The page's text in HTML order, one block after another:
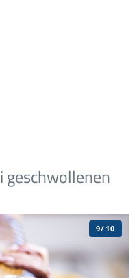
geschwollenen
9/10